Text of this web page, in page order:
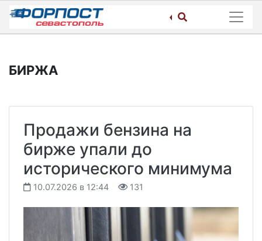
Skip
content
БИРЖА
Продажи бензина на
бирже упали до
исторического минимума
10.07.2026 в 12:44 131